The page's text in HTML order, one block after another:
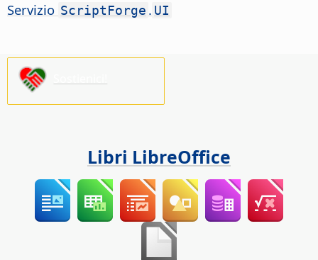
Servizio ScriptForge . UI
Libri LibreOffice